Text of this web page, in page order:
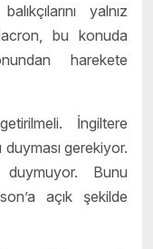
yalnız
bu konuda
harekete
İngiltere
gerekiyor.
Bunu
açık şekilde